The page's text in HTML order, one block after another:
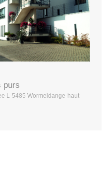
purs
L-5485 Wormeldange-haut